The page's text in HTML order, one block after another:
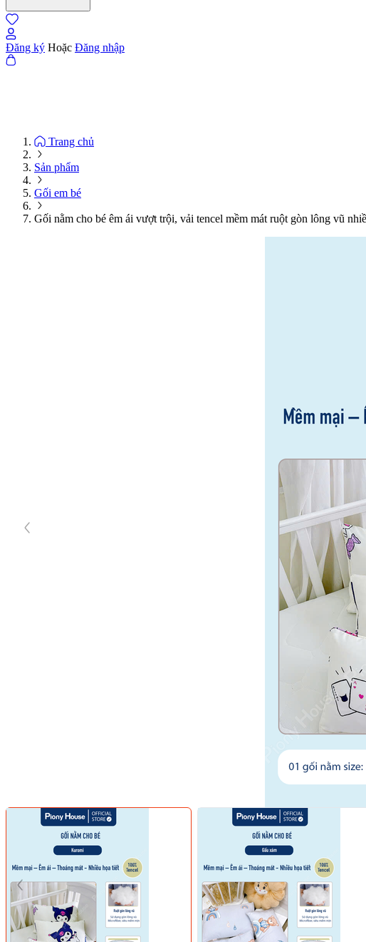
Đăng ký Hoặc Đăng nhập
Trang chủ
Sản phẩm
Gối em bé
Gối nằm cho bé êm ái vượt trội, vải tencel mềm mát ruột gòn lông vũ